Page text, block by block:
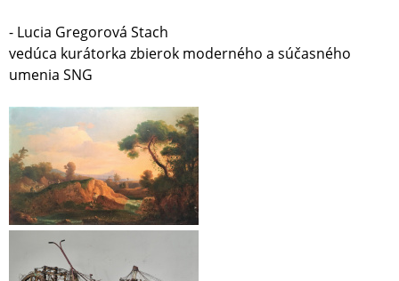
- Lucia Gregorová Stach
vedúca kurátorka zbierok moderného a súčasného
umenia SNG